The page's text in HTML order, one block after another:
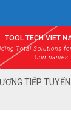
TOOL TECH VIET
Total Solutions
Companies
TIẾP